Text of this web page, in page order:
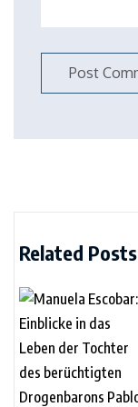
Related Posts